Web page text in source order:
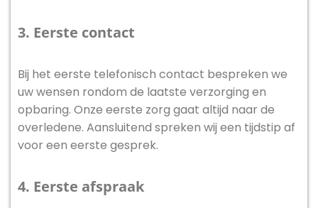
3. Eerste contact
Bij het eerste telefonisch contact bespreken we
uw wensen rondom de laatste verzorging en
opbaring. Onze eerste zorg gaat altijd naar de
overledene. Aansluitend spreken wij een tijdstip af
voor een eerste gesprek.
4. Eerste afspraak